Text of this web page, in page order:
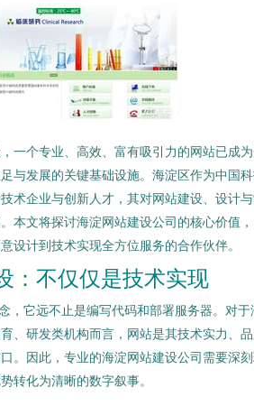
一个专业、高效、富有吸引力的网站已成
与发展的关键基础设施。海淀区作为中国
术企业与创新人才，其对网站建设、设计
本文将探讨海淀网站建设公司的核心价值
设计到技术实现全方位服务的合作伙伴。
：不仅仅是技术实现
，它远不止是编写代码和部署服务器。对于
、研发类机构而言，网站是其技术实力、
。因此，专业的海淀网站建设公司需要深
转化为清晰的数字叙事。